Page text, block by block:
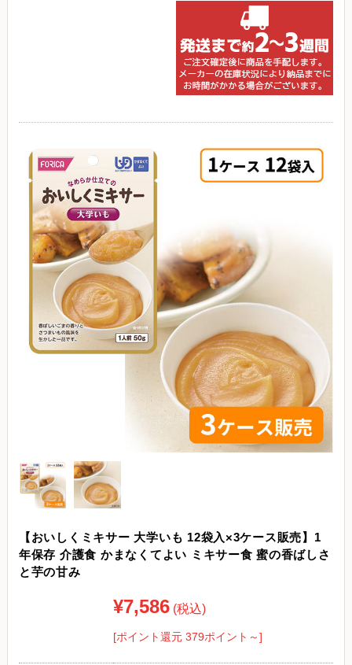
【おいしくミキサー 大学いも 12袋入×3ケース販売】1
年保存 介護食 かまなくてよい ミキサー食 蜜の香ばしさ
と芋の甘み
¥7,586 (税込)
[ポイント還元 379ポイント～]